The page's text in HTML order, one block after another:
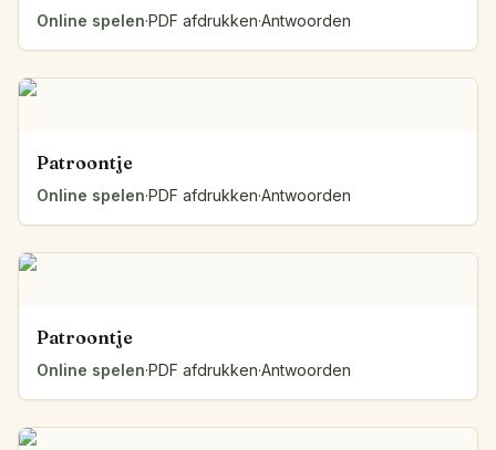
Online spelen·PDF afdrukken·Antwoorden
Patroontje
Online spelen·PDF afdrukken·Antwoorden
Patroontje
Online spelen·PDF afdrukken·Antwoorden